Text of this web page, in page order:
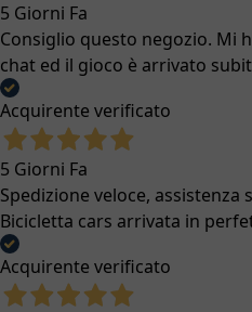
5 Giorni Fa
Consiglio questo negozio. Mi
chat ed il gioco è arrivato
Acquirente verificato
5 Giorni Fa
Spedizione veloce,
Bicicletta cars arrivata in
Acquirente verificato